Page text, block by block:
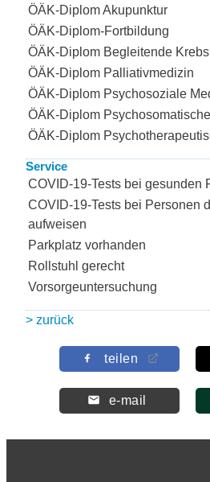
ÖÄK-Diplom Akupunktur
ÖÄK-Diplom-Fortbildung
ÖÄK-Diplom Begleitende
ÖÄK-Diplom Palliativmedizin
ÖÄK-Diplom Psychosoziale
ÖÄK-Diplom
ÖÄK-Diplom
Service
COVID-19-Tests bei gesunden
COVID-19-Tests bei Personen
aufweisen
Parkplatz vorhanden
Rollstuhl gerecht
Vorsorgeuntersuchung
> zurück
teilen
e-mail